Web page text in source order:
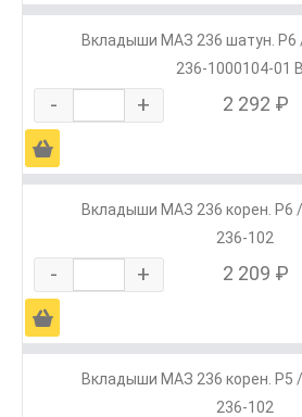
Вкладыши МАЗ 236 шатун. Р6
236-1000104-01
- + 2 292 ₽
Ä
Вкладыши МАЗ 236 корен. Р6
236-102
- + 2 209 ₽
Ä
Вкладыши МАЗ 236 корен. Р5
236-102